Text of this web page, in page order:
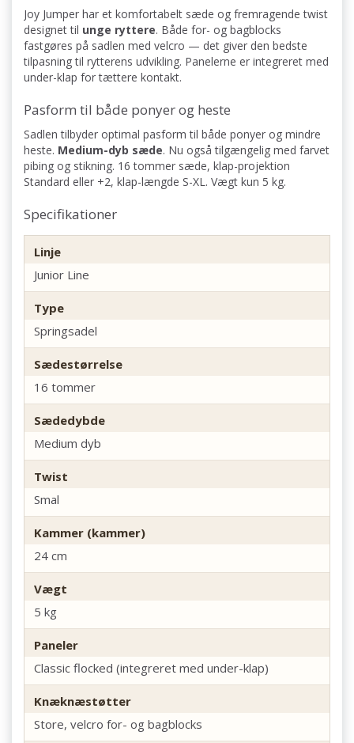
Joy Jumper har et komfortabelt sæde og fremragende twist
designet til unge ryttere. Både for- og bagblocks
fastgøres på sadlen med velcro — det giver den bedste
tilpasning til rytterens udvikling. Panelerne er integreret med
under-klap for tættere kontakt.
Pasform til både ponyer og heste
Sadlen tilbyder optimal pasform til både ponyer og mindre
heste. Medium-dyb sæde. Nu også tilgængelig med farvet
pibing og stikning. 16 tommer sæde, klap-projektion
Standard eller +2, klap-længde S-XL. Vægt kun 5 kg.
Specifikationer
Linje
Junior Line
Type
Springsadel
Sædestørrelse
16 tommer
Sædedybde
Medium dyb
Twist
Smal
Kammer (kammer)
24 cm
Vægt
5 kg
Paneler
Classic flocked (integreret med under-klap)
Knæknæstøtter
Store, velcro for- og bagblocks